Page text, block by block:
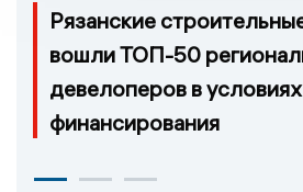
Рязанские
вошли ТОП-50
девелоперов в
финансирования